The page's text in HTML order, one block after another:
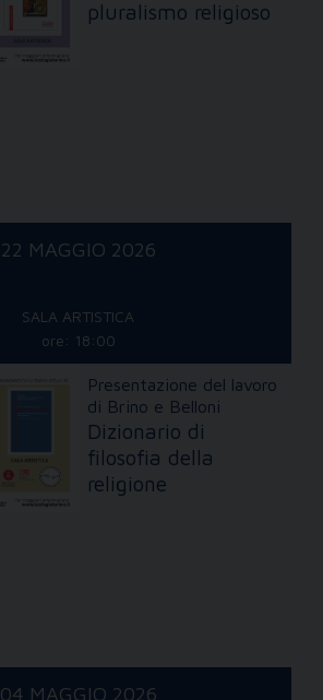
pluralismo religioso
22 MAGGIO 2026
SALA ARTISTICA
ore: 18:00
Presentazione del lavoro
di Brino e Belloni
Dizionario di
filosofia della
religione
04 MAGGIO 2026